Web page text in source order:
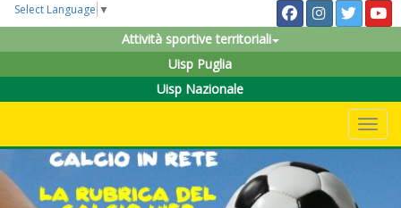
Select Language ▼
Attività sportive territoriali
Uisp Puglia
Uisp Nazionale